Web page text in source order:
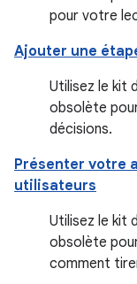
pour votre
Ajouter une
Utilisez le kit
obsolète
décisions.
Présenter votre
utilisateurs
Utilisez le kit
obsolète
comment